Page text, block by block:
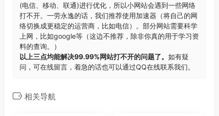
(电信、移动、联通)进行优化，所以小网站会遇到一些网络
打不开。一劳永逸的话，我们推荐使用加速器（将自己的网
络切换成更稳定的运营商，比如电信）。部分网站需要科学
上网，比如google等（这边不推荐，除非你真的用于学习资
料的查询。）
以上三点均能解决99.99%网站打不开的问题了。 如有疑
问，可在线留言，着急的话也可以通过QQ在线联系我们。
相关导航